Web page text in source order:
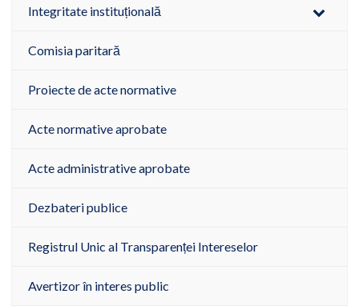
Integritate instituțională
Comisia paritară
Proiecte de acte normative
Acte normative aprobate
Acte administrative aprobate
Dezbateri publice
Registrul Unic al Transparenței Intereselor
Avertizor în interes public